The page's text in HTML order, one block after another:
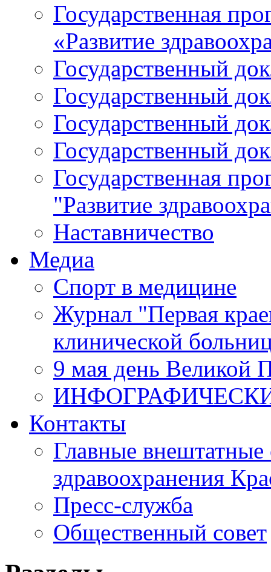
Государственная
«Развитие
Государственный
Государственный
Государственный
Государственный
Государственная
"Развитие
Наставничество
Медиа
Спорт в медицине
Журнал "Первая
клинической
9 мая день Великой
Контакты
Главные внештатные
здравоохранения
Пресс-служба
Общественный совет